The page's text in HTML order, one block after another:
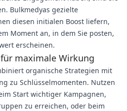
Bulkmedyas gezielte
diesen initialen Boost liefern,
Moment an, in dem Sie posten,
erscheinen.
maximale Wirkung
organische Strategien mit
zu Schlüsselmomenten. Nutzen
Start wichtiger Kampagnen,
zu erreichen, oder beim